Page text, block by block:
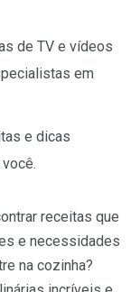
de TV e vídeos
em
e dicas
receitas que
e necessidades
na cozinha?